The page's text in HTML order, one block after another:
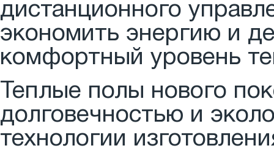
дистанционного
экономить энергию и
комфортный уровень
Теплые полы нового
долговечностью и
технологии